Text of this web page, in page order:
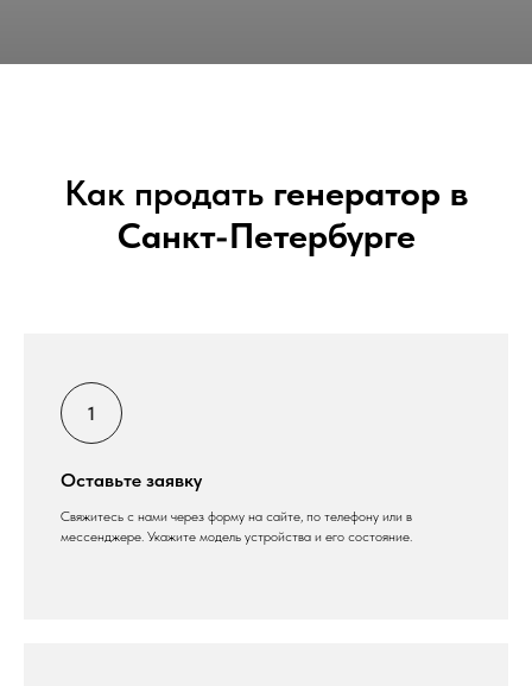
Как продать генератор в
Санкт-Петербурге
Оставьте заявку
Свяжитесь с нами через форму на сайте, по телефону или в
мессенджере. Укажите модель устройства и его состояние.